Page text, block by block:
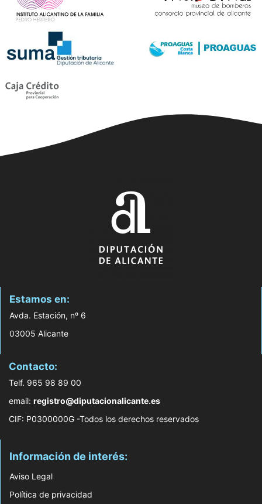
Estamos en:
Avda. Estación, nº 6
03005 Alicante
Contacto:
Telf. 965 98 89 00
email: registro@diputacionalicante.es
CIF: P0300000G -Todos los derechos reservados
Información de interés:
Aviso Legal
Política de privacidad